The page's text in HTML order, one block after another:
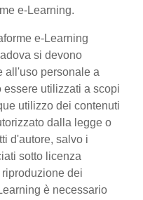
e-Learning.
e-Learning
si devono
all'uso personale a
utilizzati a scopi
utilizzo dei contenuti
dalla legge o
d'autore, salvo i
sotto licenza
dei
è necessario